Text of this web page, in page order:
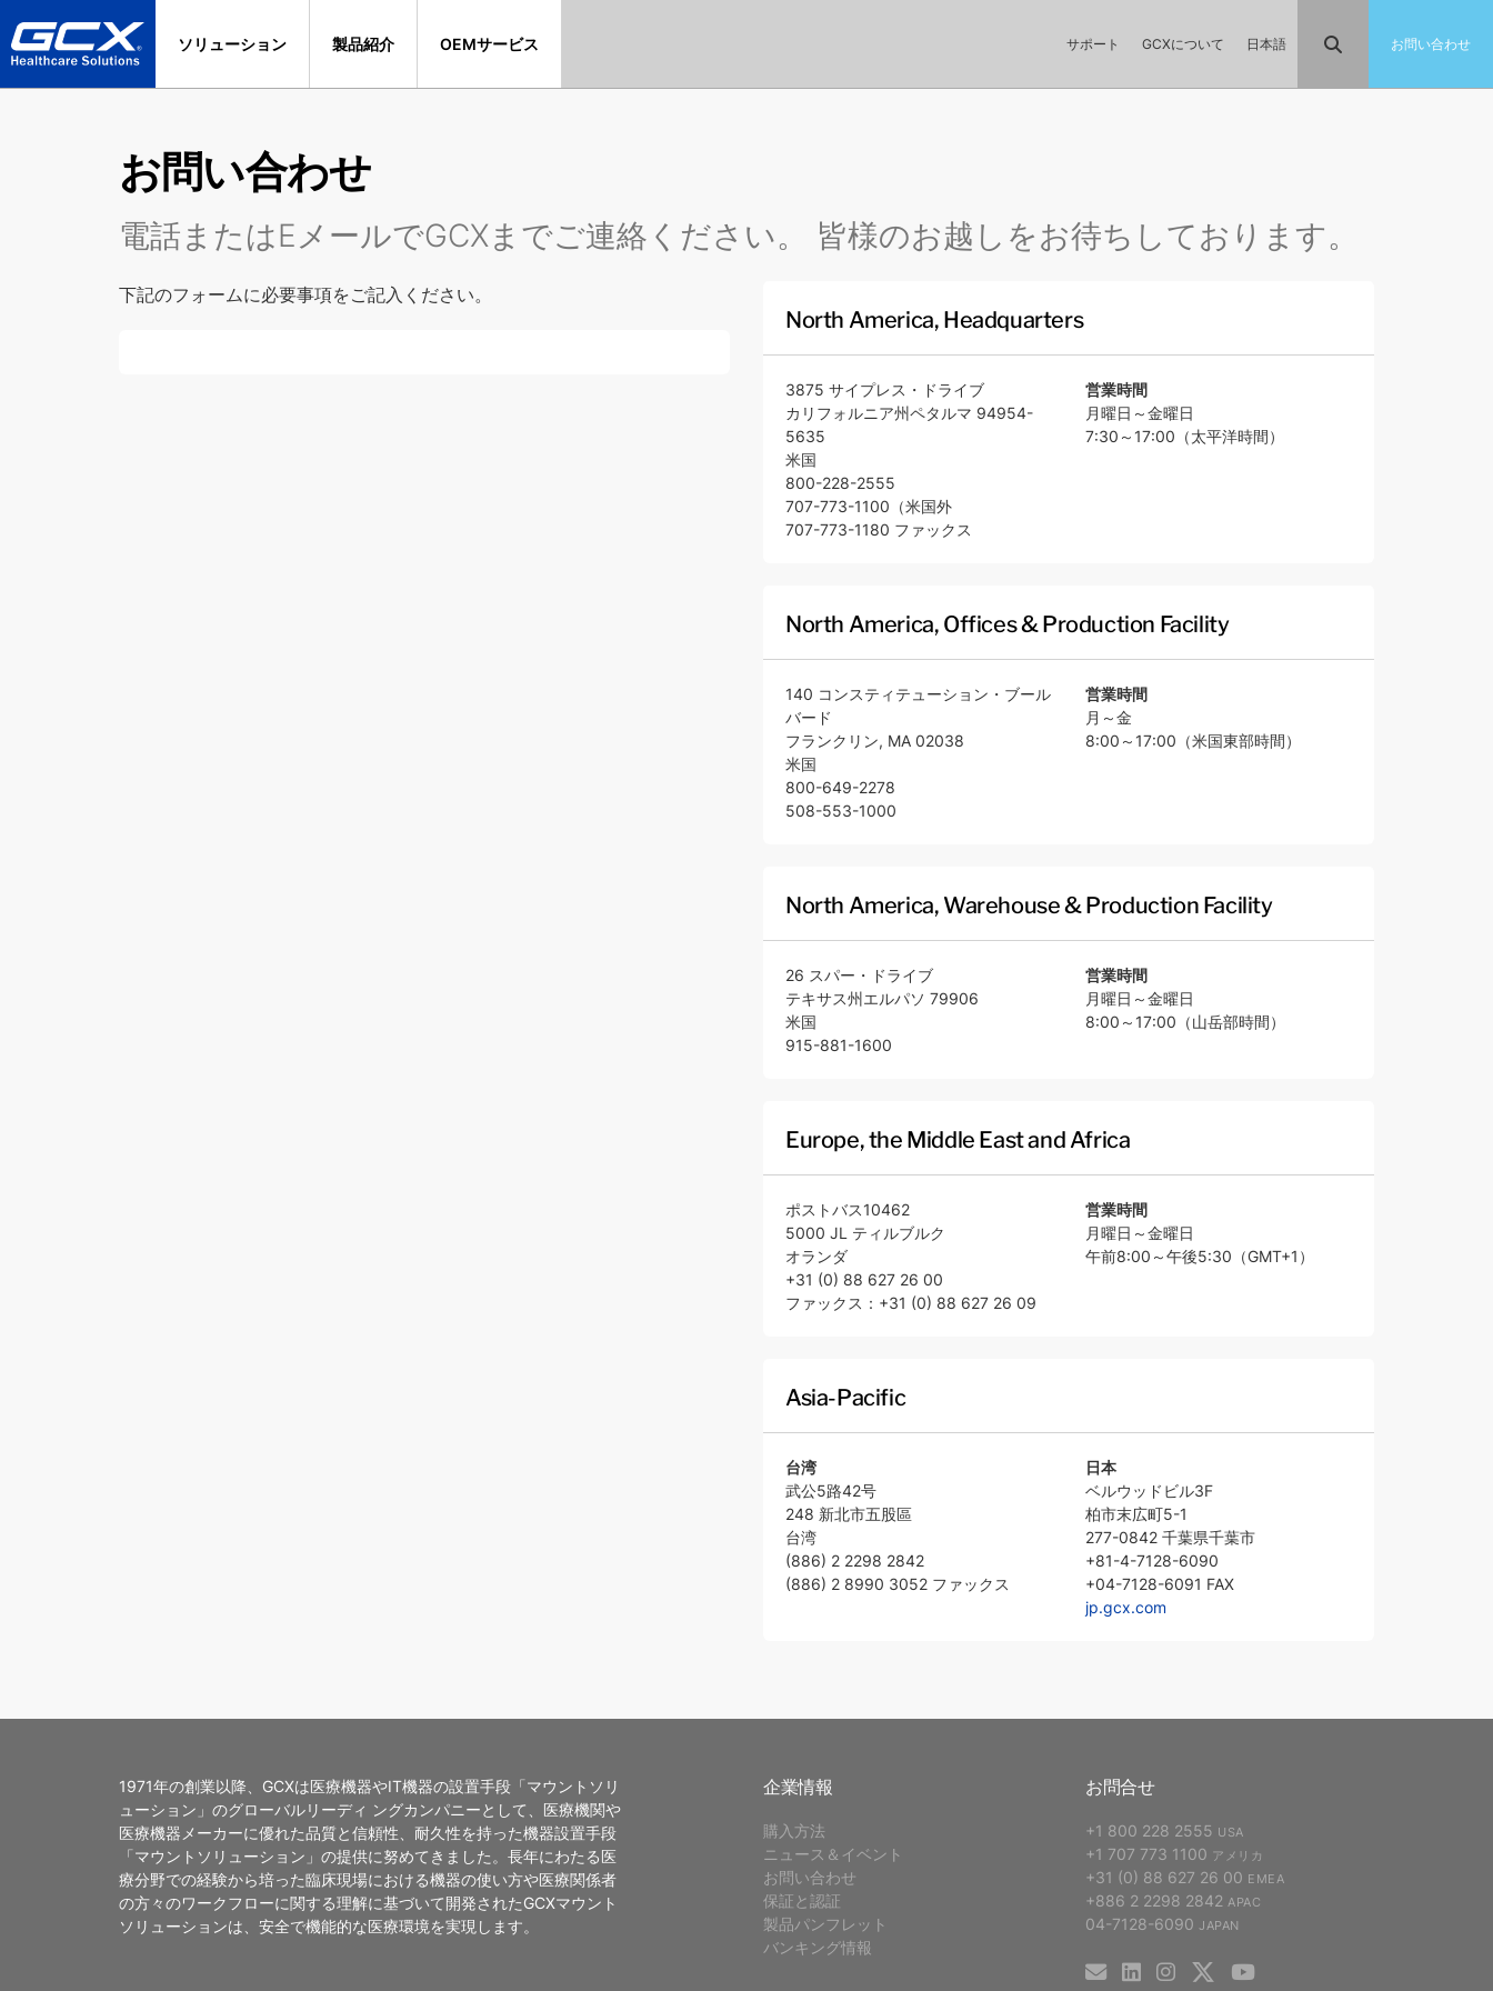
ソリューション 製品紹介 OEMサービス サポート GCXについて 日本語 お問い合わせ
お問い合わせ
電話またはEメールでGCXまでご連絡ください。 皆様のお越しをお待ちしております。
下記のフォームに必要事項をご記入ください。
North America, Headquarters
3875 サイプレス・ドライブ
カリフォルニア州ペタルマ 94954-
5635
米国
800-228-2555
707-773-1100（米国外
707-773-1180 ファックス
営業時間
月曜日～金曜日
7:30～17:00（太平洋時間）
North America, Offices & Production Facility
140 コンスティテューション・ブール
バード
フランクリン, MA 02038
米国
800-649-2278
508-553-1000
営業時間
月～金
8:00～17:00（米国東部時間）
North America, Warehouse & Production Facility
26 スパー・ドライブ
テキサス州エルパソ 79906
米国
915-881-1600
営業時間
月曜日～金曜日
8:00～17:00（山岳部時間）
Europe, the Middle East and Africa
ポストバス10462
5000 JL ティルブルク
オランダ
+31 (0) 88 627 26 00
ファックス：+31 (0) 88 627 26 09
営業時間
月曜日～金曜日
午前8:00～午後5:30（GMT+1）
Asia-Pacific
台湾
武公5路42号
248 新北市五股區
台湾
(886) 2 2298 2842
(886) 2 8990 3052 ファックス
日本
ベルウッドビル3F
柏市末広町5-1
277-0842 千葉県千葉市
+81-4-7128-6090
+04-7128-6091 FAX
jp.gcx.com
1971年の創業以降、GCXは医療機器やIT機器の設置手段「マウントソリ
ューション」のグローバルリーディ ングカンパニーとして、医療機関や
医療機器メーカーに優れた品質と信頼性、耐久性を持った機器設置手段
「マウントソリューション」の提供に努めてきました。長年にわたる医
療分野での経験から培った臨床現場における機器の使い方や医療関係者
の方々のワークフローに関する理解に基づいて開発されたGCXマウント
ソリューションは、安全で機能的な医療環境を実現します。
企業情報
購入方法
ニュース＆イベント
お問い合わせ
保証と認証
製品パンフレット
バンキング情報
お問合せ
+1 800 228 2555 USA
+1 707 773 1100 アメリカ
+31 (0) 88 627 26 00 EMEA
+886 2 2298 2842 APAC
04-7128-6090 JAPAN